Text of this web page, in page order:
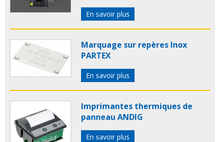
En savoir plus
Marquage sur repères Inox
PARTEX
En savoir plus
Imprimantes thermiques de
panneau ANDIG
En savoir plus